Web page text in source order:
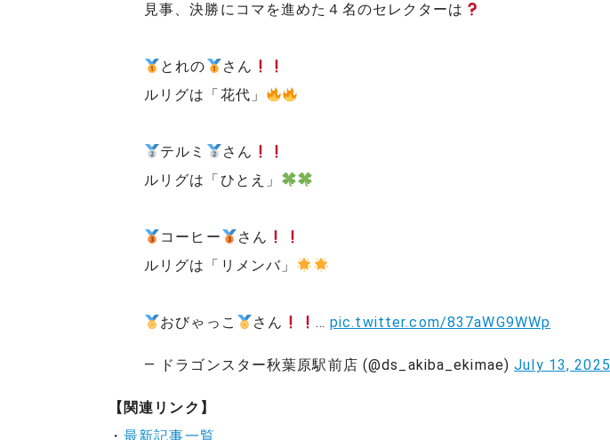
見事、決勝にコマを進めた４名のセレクターは
とれの
さん
ルリグは「花代」
テルミ
さん
ルリグは「ひとえ」
コーヒー
さん
ルリグは「リメンバ」
おびゃっこ さん … pic.twitter.com/837aWG9WWp
— ドラゴンスター秋葉原駅前店 (@ds_akiba_ekimae)July 13, 2025
【関連リンク】
・最新記事一覧